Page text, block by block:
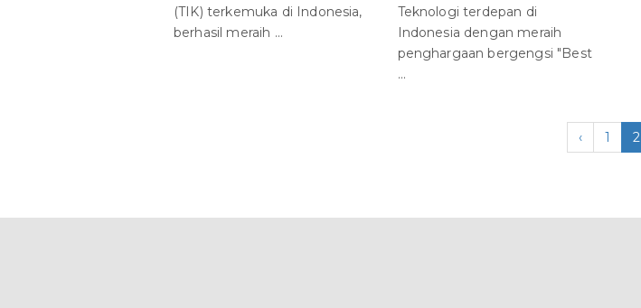
(TIK) terkemuka di Indonesia,
berhasil meraih ...
Teknologi terdepan di
Indonesia dengan meraih
penghargaan bergengsi "Best
...
‹ 1 2